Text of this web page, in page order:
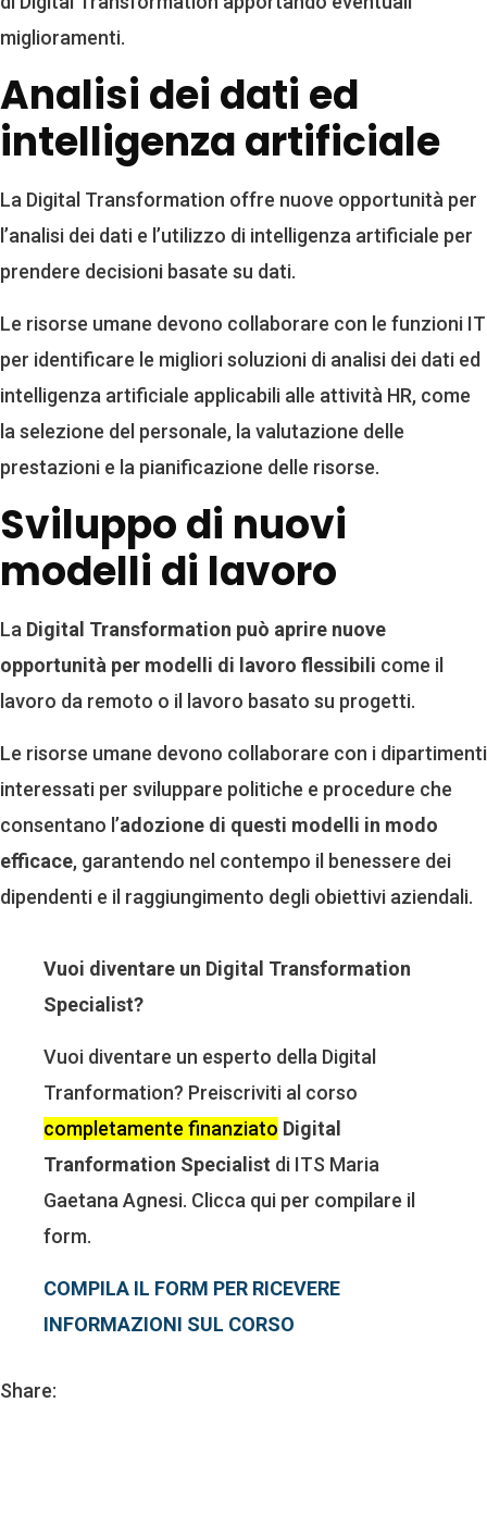
miglioramenti.
Analisi dei dati ed
intelligenza artificiale
La Digital Transformation offre nuove opportunità per
l’analisi dei dati e l’utilizzo di intelligenza artificiale per
prendere decisioni basate su dati.
Le risorse umane devono collaborare con le funzioni IT
per identificare le migliori soluzioni di analisi dei dati ed
intelligenza artificiale applicabili alle attività HR, come
la selezione del personale, la valutazione delle
prestazioni e la pianificazione delle risorse.
Sviluppo di nuovi
modelli di lavoro
La Digital Transformation può aprire nuove
opportunità per modelli di lavoro flessibili come il
lavoro da remoto o il lavoro basato su progetti.
Le risorse umane devono collaborare con i dipartimenti
interessati per sviluppare politiche e procedure che
consentano l’adozione di questi modelli in modo
efficace, garantendo nel contempo il benessere dei
dipendenti e il raggiungimento degli obiettivi aziendali.
Vuoi diventare un Digital Transformation
Specialist?
Vuoi diventare un esperto della Digital
Tranformation? Preiscriviti al corso
completamente finanziato Digital
Tranformation Specialist di ITS Maria
Gaetana Agnesi. Clicca qui per compilare il
form.
COMPILA IL FORM PER RICEVERE
INFORMAZIONI SUL CORSO
Share: